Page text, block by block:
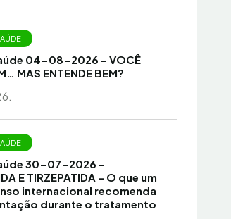
04-08-2026 – VOCÊ
MAS ENTENDE BEM?
30-07-2026 –
E TIRZEPATIDA – O que um
internacional recomenda
durante o tratamento